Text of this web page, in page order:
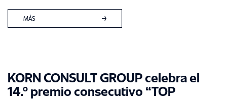
CARRERA
MÁS
KORN CONSULT GROUP celebra el
14.º premio consecutivo “TOP